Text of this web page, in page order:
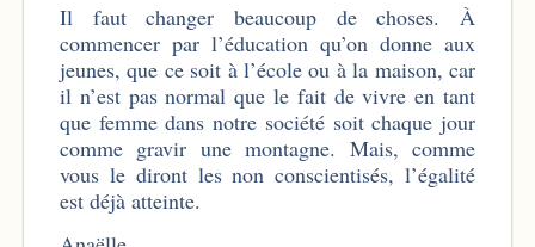
Il faut changer beaucoup de choses. À
commencer par l’éducation qu’on donne aux
jeunes, que ce soit à l’école ou à la maison, car
il n’est pas normal que le fait de vivre en tant
que femme dans notre société soit chaque jour
comme gravir une montagne. Mais, comme
vous le diront les non conscientisés, l’égalité
est déjà atteinte.